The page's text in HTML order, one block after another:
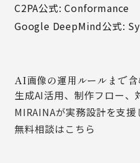
C2PA公式: Conformance
Google DeepMind公式:
AI画像の運用ルールまで
生成AI活用、制作フロー、
MIRAINAが実務設計を支援
無料相談はこちら